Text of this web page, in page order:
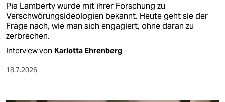
Pia Lamberty wurde mit ihrer Forschung zu
Verschwörungsideologien bekannt. Heute geht sie der
Frage nach, wie man sich engagiert, ohne daran zu
zerbrechen.
Interview von Karlotta Ehrenberg
18.7.2026